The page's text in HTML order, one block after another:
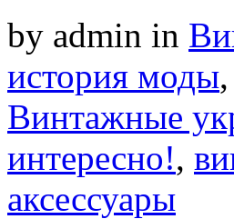
by admin in
история моды,
Винтажные
интересно!,
аксессуары